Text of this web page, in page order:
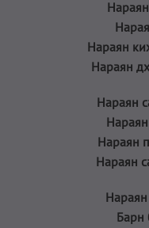
Нараян
Нараян
Нараян
Нараян
Нараян
Нараян
Барн